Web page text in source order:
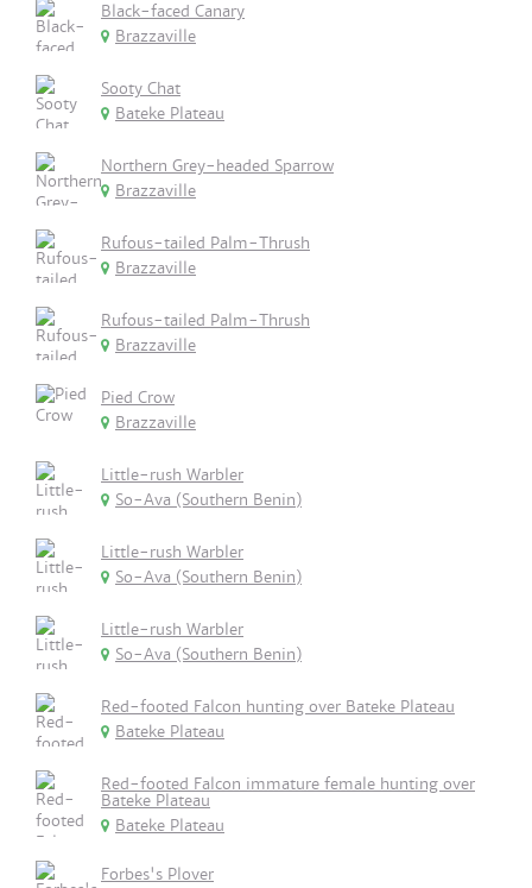
Black-faced Canary
Brazzaville
Sooty Chat
Bateke Plateau
Northern Grey-headed Sparrow
Brazzaville
Rufous-tailed Palm-Thrush
Brazzaville
Rufous-tailed Palm-Thrush
Brazzaville
Pied Crow
Brazzaville
Little-rush Warbler
So-Ava (Southern Benin)
Little-rush Warbler
So-Ava (Southern Benin)
Little-rush Warbler
So-Ava (Southern Benin)
Red-footed Falcon hunting over Bateke Plateau
Bateke Plateau
Red-footed Falcon immature female hunting over
Bateke Plateau
Bateke Plateau
Forbes's Plover